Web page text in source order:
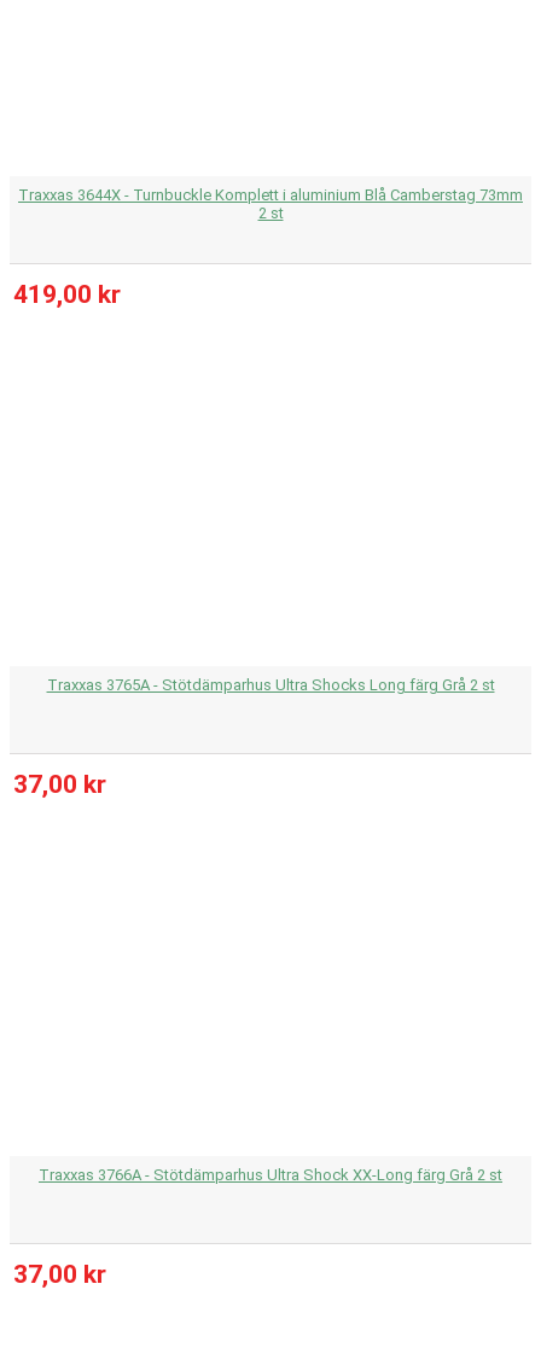
Traxxas 3644X - Turnbuckle Komplett i aluminium Blå Camberstag 73mm
2 st
419,00 kr
Traxxas 3765A - Stötdämparhus Ultra Shocks Long färg Grå 2 st
37,00 kr
Traxxas 3766A - Stötdämparhus Ultra Shock XX-Long färg Grå 2 st
37,00 kr